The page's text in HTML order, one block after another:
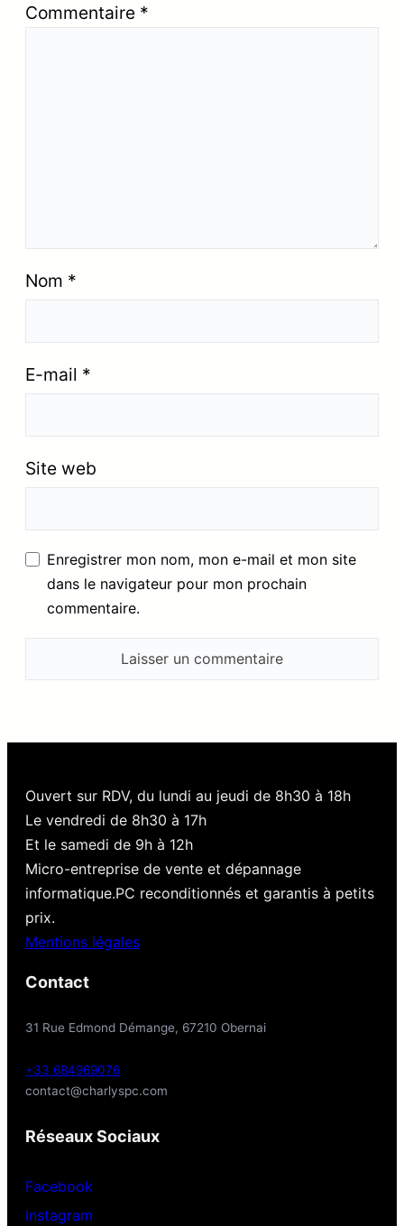
Commentaire *
Nom *
E-mail *
Site web
Enregistrer mon nom, mon e-mail et mon site
dans le navigateur pour mon prochain
commentaire.
Ouvert sur RDV, du lundi au jeudi de 8h30 à 18h
Le vendredi de 8h30 à 17h
Et le samedi de 9h à 12h
Micro-entreprise de vente et dépannage
informatique.PC reconditionnés et garantis à petits
prix.
Mentions légales
Contact
31 Rue Edmond Démange, 67210 Obernai
+33 684969076
contact@charlyspc.com
Réseaux Sociaux
Facebook
Instagram